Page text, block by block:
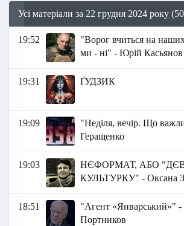
Усі матеріали за 22 грудня 2024 року
19:52
"Ворог вчиться на
ми - ні" - Юрій Касьянов
19:31 ҐУДЗИК
19:09
"Неділя, вечір. Що
Геращенко
19:03
НЄФОРМАТ, АБО
КУЛЬТУРКУ" - Оксана
18:51
"Агент «Январський»" -
Портников